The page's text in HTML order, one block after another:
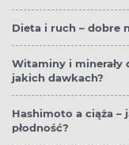
Dieta i ruch – dobre
Witaminy i minerały
jakich dawkach?
Hashimoto a ciąża –
płodność?